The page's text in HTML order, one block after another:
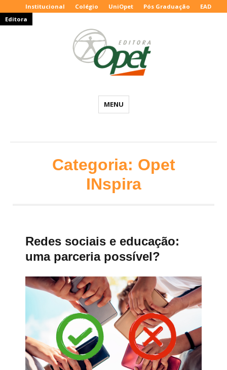
Institucional Colégio UniOpet Pós Graduação
EAD
Editora
Blog
Educacional
MENU
Categoria: Opet
INspira
Redes sociais e educação:
uma parceria possível?